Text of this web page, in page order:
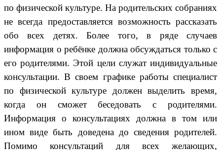
по физической культуре. На родительских собраниях
не всегда предоставляется возможность рассказать
обо всех детях. Более того, в ряде случаев
информация о ребёнке должна обсуждаться только с
его родителями. Этой цели служат индивидуальные
консультации. В своем графике работы специалист
по физической культуре должен выделить время,
когда он сможет беседовать с родителями.
Информация о консультациях должна в том или
ином виде быть доведена до сведения родителей.
Помимо консультаций для всех желающих,